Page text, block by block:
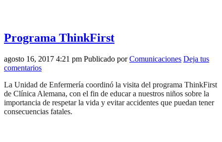
Programa ThinkFirst
agosto 16, 2017 4:21 pm Publicado porComunicaciones Deja tus
comentarios
La Unidad de Enfermería coordinó la visita del programa ThinkFirst
de Clínica Alemana, con el fin de educar a nuestros niños sobre la
importancia de respetar la vida y evitar accidentes que puedan tener
consecuencias fatales.